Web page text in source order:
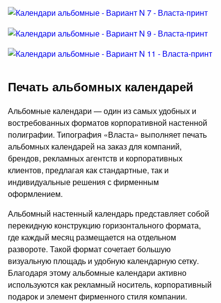
Печать альбомных календарей
Альбомные календари — один из самых удобных и
востребованных форматов корпоративной настенной
полиграфии. Типография «Власта» выполняет печать
альбомных календарей на заказ для компаний,
брендов, рекламных агентств и корпоративных
клиентов, предлагая как стандартные, так и
индивидуальные решения с фирменным
оформлением.
Альбомный настенный календарь представляет собой
перекидную конструкцию горизонтального формата,
где каждый месяц размещается на отдельном
развороте. Такой формат сочетает большую
визуальную площадь и удобную календарную сетку.
Благодаря этому альбомные календари активно
используются как рекламный носитель, корпоративный
подарок и элемент фирменного стиля компании.